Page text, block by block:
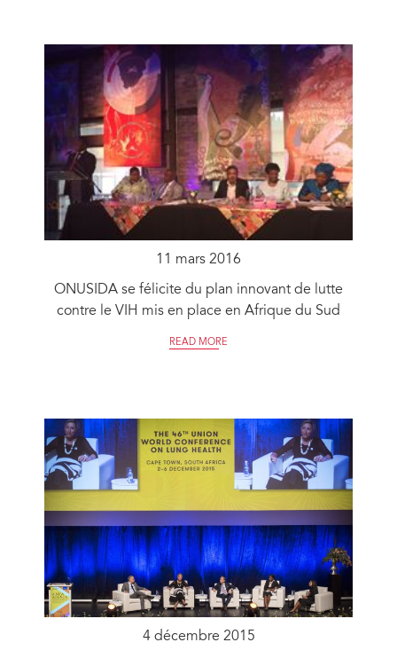
11 mars 2016
ONUSIDA se félicite du plan innovant de lutte
contre le VIH mis en place en Afrique du Sud
READ MORE
4 décembre 2015